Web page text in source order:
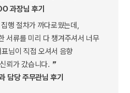
과장님 후기
행 절차가 까다로웠는데,
서류를 미리 다 챙겨주셔서 너무
님이 직접 오셔서 음향
뢰가 갔습니다. ❞
당 주무관님 후기